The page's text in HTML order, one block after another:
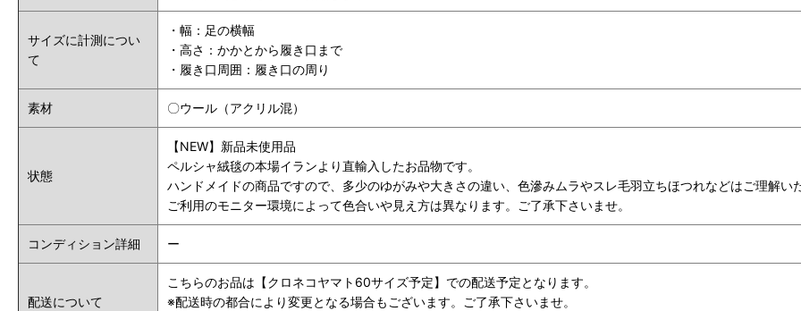
サイズに計測につい
て
・幅：足の横幅
・高さ：かかとから履き口まで
・履き口 周囲 ：履き口の周り
素材 〇ウール（アクリル混）
状態
【NEW】新品未使用品
ペルシャ絨毯の本場イランより直輸入したお品物です。
ハンドメイドの商品ですので、多少のゆがみや大きさの違い、色滲みムラやスレ毛羽立ちほつれなどはご理解い
ご利用のモニター環境によって色合いや見え方は異なります。ご了承下さいませ。
コンディション詳細 ー
配送について
こちらのお品は【クロネコヤマト60サイズ予定】での配送予定となります。
※配送時の都合により変更となる場合もございます。ご了承下さいませ。